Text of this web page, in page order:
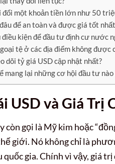
đổi một khoản tiền lớn như 50
để an toàn và được giá tốt
kiện để đầu tư định cư nước
tệ ở các địa điểm không được
dõi tỷ giá USD cập nhật nhất?
mang lại những cơ hội đầu tư
USD và Giá Trị
còn gọi là Mỹ kim hoặc
giới. Nó không chỉ là
gia. Chính vì vậy, giá trị